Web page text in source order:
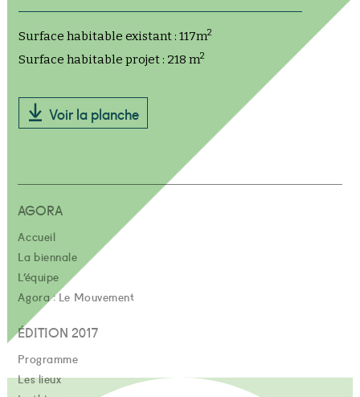
Surface habitable existant : 117m2
Surface habitable projet : 218 m2
Voir la planche
AGORA
Accueil
La biennale
L’équipe
Agora : Le Mouvement
ÉDITION 2017
Programme
Les lieux